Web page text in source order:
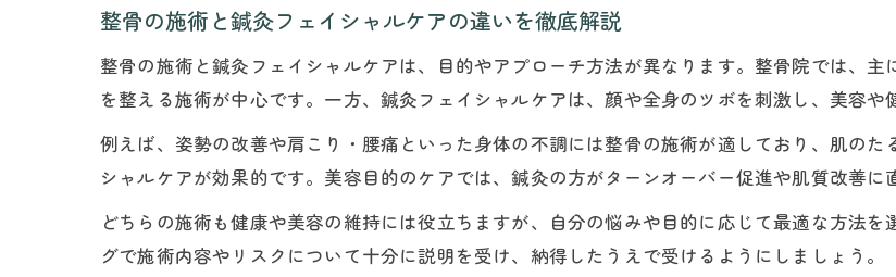
整骨の施術と鍼灸フェイシャルケアの違いを徹底解説
整骨の施術と鍼灸フェイシャルケアは、目的やアプローチ方法が異なります。整骨院では、
を整える施術が中心です。一方、鍼灸フェイシャルケアは、顔や全身のツボを刺激し、美容や
例えば、姿勢の改善や肩こり・腰痛といった身体の不調には整骨の施術が適しており、肌の
シャルケアが効果的です。美容目的のケアでは、鍼灸の方がターンオーバー促進や肌質改善に
どちらの施術も健康や美容の維持には役立ちますが、自分の悩みや目的に応じて最適な方法
グで施術内容やリスクについて十分に説明を受け、納得したうえで受けるようにしましょう。